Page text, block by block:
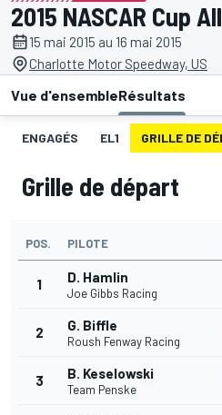
présenté par
2015 NASCAR Cup
15 mai 2015 au 16 mai 2015
Charlotte Motor Speedway, US
Vue d'ensembleRésultats
ENGAGÉS EL1 GRILLE DE
Grille de départ
POS. PILOTE
1 D. Hamlin
Joe Gibbs Racing
2 G. Biffle
Roush Fenway Racing
3 B. Keselowski
Team Penske